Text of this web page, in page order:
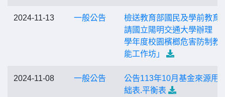
2024-11-13 一般公告
檢送教育部國民及學前教育
請國立陽明交通大學辦理「
學年度校園檳榔危害防制教
能工作坊」
2024-11-08 一般公告
公告113年10月基金來源用
絀表.平衡表